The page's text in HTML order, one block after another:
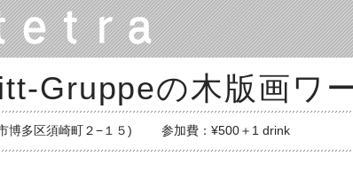
Gruppeの木版画ワ
博多区須崎町２−１５) 参加費：¥500＋1 drink